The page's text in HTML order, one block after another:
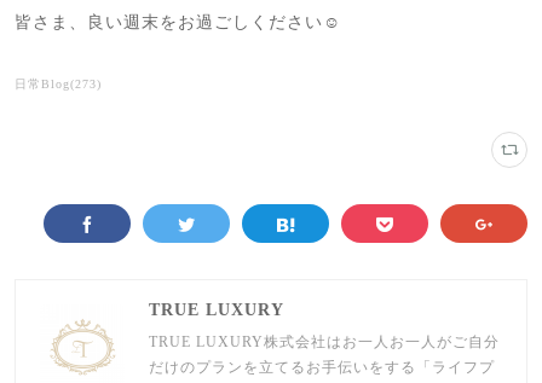
皆さま、良い週末をお過ごしください☺️
日常Blog(273)
TRUE LUXURY
TRUE LUXURY株式会社はお一人お一人がご自分
だけのプランを立てるお手伝いをする「ライフプ